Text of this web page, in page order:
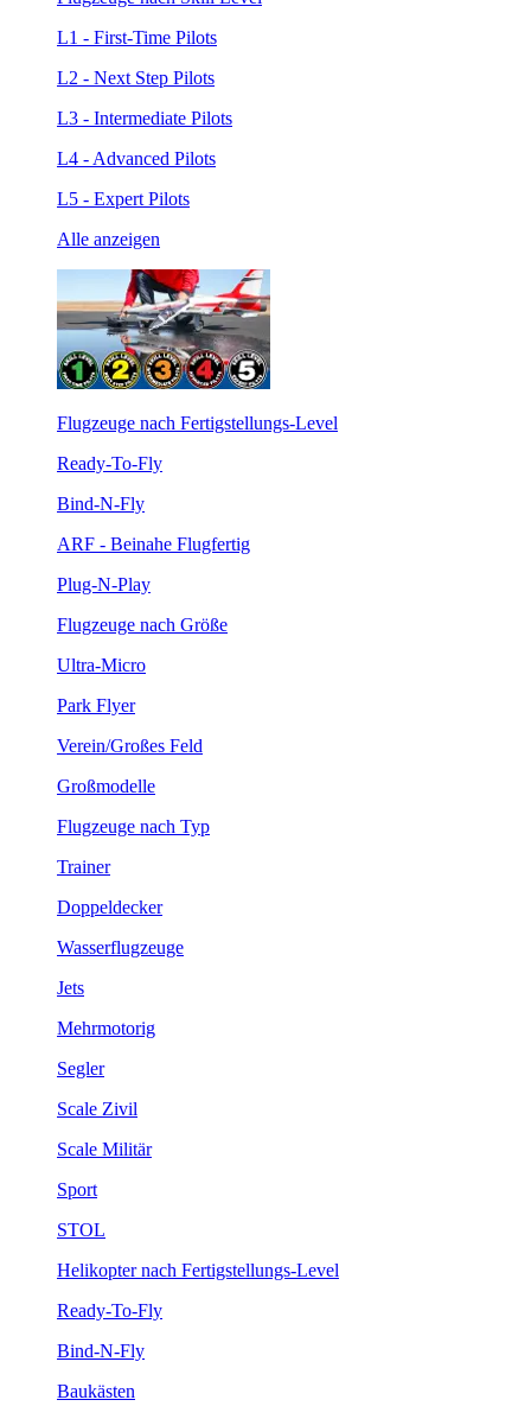
L1 - First-Time Pilots
L2 - Next Step Pilots
L3 - Intermediate Pilots
L4 - Advanced Pilots
L5 - Expert Pilots
Alle anzeigen
Flugzeuge nach Fertigstellungs-Level
Ready-To-Fly
Bind-N-Fly
ARF - Beinahe Flugfertig
Plug-N-Play
Flugzeuge nach Größe
Ultra-Micro
Park Flyer
Verein/Großes Feld
Großmodelle
Flugzeuge nach Typ
Trainer
Doppeldecker
Wasserflugzeuge
Jets
Mehrmotorig
Segler
Scale Zivil
Scale Militär
Sport
STOL
Helikopter nach Fertigstellungs-Level
Ready-To-Fly
Bind-N-Fly
Baukästen